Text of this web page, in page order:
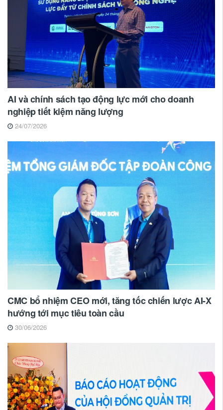
AI và chính sách tạo động lực mới cho doanh
nghiệp tiết kiệm năng lượng
24/07/2026
CMC bổ nhiệm CEO mới, tăng tốc chiến lược AI-X
hướng tới mục tiêu toàn cầu
30/06/2026